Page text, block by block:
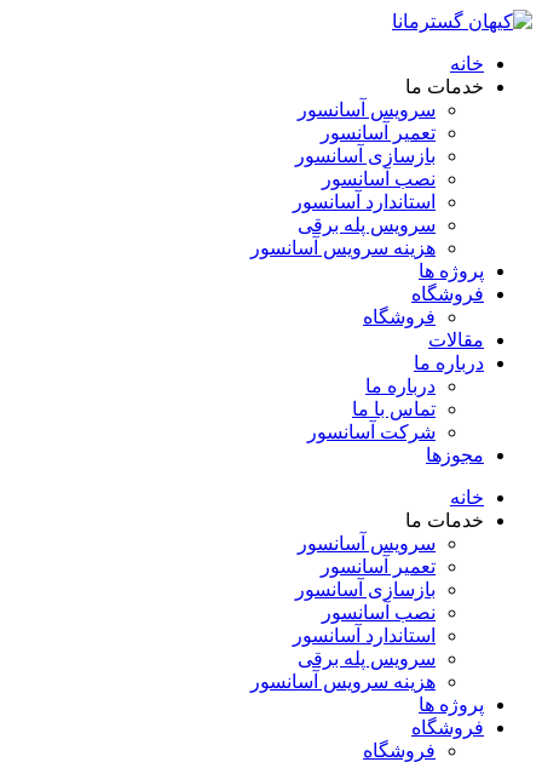
خانه
خدمات ما
سرویس آسانسور
تعمیر آسانسور
بازسازی آسانسور
نصب آسانسور
استاندارد آسانسور
سرویس پله برقی
هزینه سرویس آسانسور
پروژه ها
فروشگاه
فروشگاه
مقالات
درباره ما
درباره ما
تماس با ما
شرکت آسانسور
مجوزها
خانه
خدمات ما
سرویس آسانسور
تعمیر آسانسور
بازسازی آسانسور
نصب آسانسور
استاندارد آسانسور
سرویس پله برقی
هزینه سرویس آسانسور
پروژه ها
فروشگاه
فروشگاه